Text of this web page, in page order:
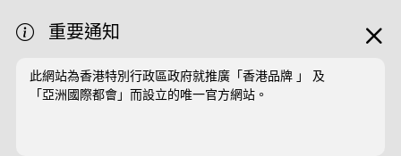
重要通知
此網站為香港特別行政區政府就推廣「香港品牌 」 及
「亞洲國際都會」而設立的唯一官方網站。